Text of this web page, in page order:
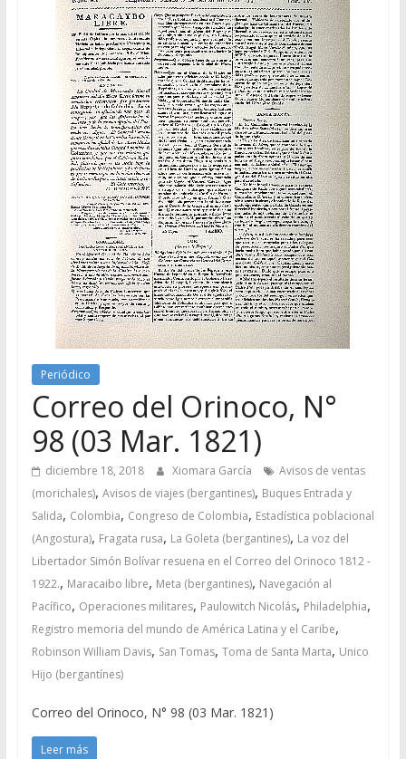
Periódico
Correo del Orinoco, N°
98 (03 Mar. 1821)
diciembre 18, 2018 Xiomara García
Avisos de ventas
(morichales), Avisos de viajes (bergantines), Buques Entrada y
Salida, Colombia, Congreso de Colombia, Estadística poblacional
(Angostura), Fragata rusa, La Goleta (bergantines), La voz del
Libertador Simón Bolívar resuena en el Correo del Orinoco 1812 -
1922., Maracaibo libre, Meta (bergantines), Navegación al
Pacífico, Operaciones militares, Paulowitch Nicolás, Philadelphia,
Registro memoria del mundo de América Latina y el Caribe,
Robinson William Davis, San Tomas, Toma de Santa Marta, Unico
Hijo (bergantínes)
Correo del Orinoco, N° 98 (03 Mar. 1821)
Leer más